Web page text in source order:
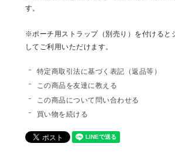
す。
※ポーチ用ストラップ（別売り）を付けると
してご利用いただけます。
特定商取引法に基づく表記（返品等）
この商品を友達に教える
この商品について問い合わせる
買い物を続ける